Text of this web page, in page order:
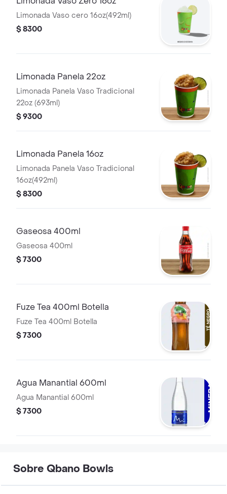
Limonada Vaso cero 16oz(492ml)
$ 8300
Limonada Panela 22oz
Limonada Panela Vaso Tradicional
22oz (693ml)
$ 9300
Limonada Panela 16oz
Limonada Panela Vaso Tradicional
16oz(492ml)
$ 8300
Gaseosa 400ml
Gaseosa 400ml
$ 7300
Fuze Tea 400ml Botella
Fuze Tea 400ml Botella
$ 7300
Agua Manantial 600ml
Agua Manantial 600ml
$ 7300
Sobre Qbano Bowls